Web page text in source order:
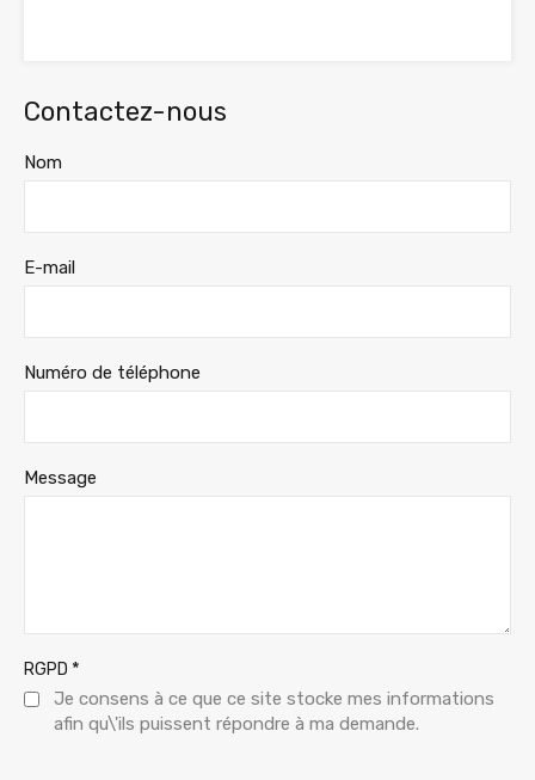
Contactez-nous
Nom
E-mail
Numéro de téléphone
Message
RGPD *
Je consens à ce que ce site stocke mes informations
afin qu\'ils puissent répondre à ma demande.